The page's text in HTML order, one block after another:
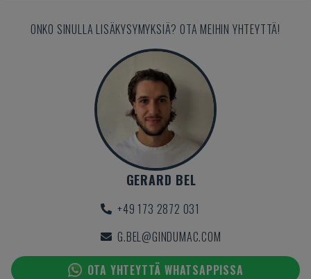
ONKO SINULLA LISÄKYSYMYKSIÄ? OTA MEIHIN YHTEYTTÄ!
GERARD BEL
+49 173 2872 031
G.BEL@GINDUMAC.COM
OTA YHTEYTTÄ WHATSAPPISSA